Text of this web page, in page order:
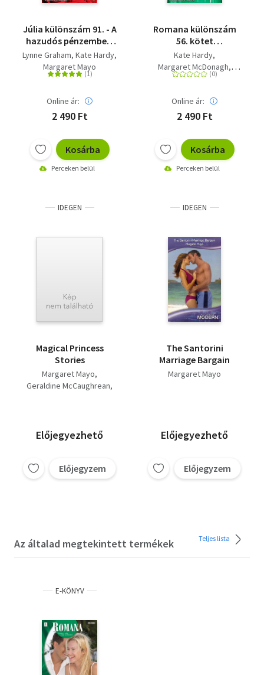
Júlia különszám 91. - A
hazudós pénzember;
Nem egyszerű eset;
Táncterápia
Lynne Graham Kate Hardy
Margaret Mayo
Online ár:
2 490 Ft
Kosárba
Perceken belül
Romana különszám
56. kötet
(Megtestesült
csábítás, Szerelem
első látásra, Százszor
Kate Hardy
Margaret McDonagh
Margaret Mayo
Online ár:
2 490 Ft
Kosárba
Perceken belül
IDEGEN
Magical Princess
Stories
Margaret Mayo
Geraldine McCaughrean
Előjegyezhető
Előjegyzem
IDEGEN
The Santorini
Marriage Bargain
Margaret Mayo
Előjegyezhető
Előjegyzem
Az általad megtekintett termékek Teljes lista
E-KÖNYV